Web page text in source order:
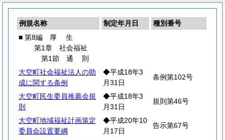
例規名称 制定年月日
種別番号
■ 第8編 厚 生
第1章 社会福祉
第1節 通 則
大空町社会福祉法人の助
成に関する条例
◆平成18年3
月31日
条例第102号
大空町民生委員推薦会規
則
◆平成18年3
月31日
規則第46号
大空町地域福祉計画策定
委員会設置要綱
◆平成20年10
月17日
告示第67号